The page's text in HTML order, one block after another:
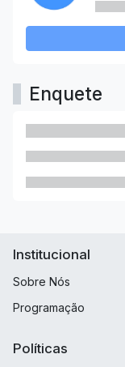
Enquete
Institucional
Sobre Nós
Programação
Políticas